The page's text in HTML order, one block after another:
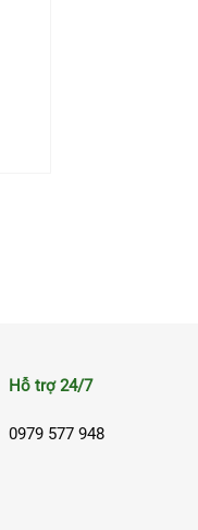
Hỗ trợ 24/7
0979 577 948